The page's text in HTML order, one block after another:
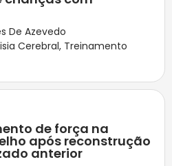
De Azevedo
Cerebral, Treinamento
de força na
após reconstrução
anterior